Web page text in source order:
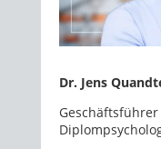
Dr. Jens